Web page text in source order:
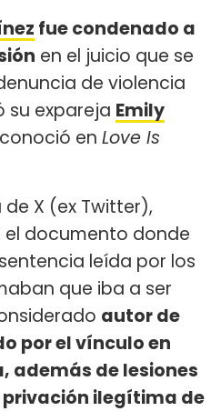
fue condenado a
en el juicio que se
de violencia
su expareja Emily
en Love Is
X (ex Twitter),
el documento donde
leída por los
que iba a ser
autor de
por el vínculo en
además de lesiones
ilegítima de